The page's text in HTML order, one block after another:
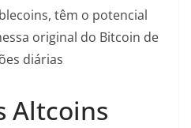
têm o potencial
original do Bitcoin de
diárias
Altcoins